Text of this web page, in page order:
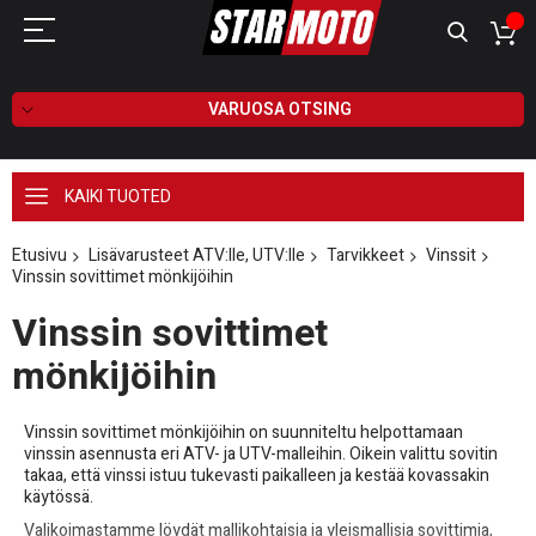
VARUOSA OTSING
KAIKI TUOTED
Etusivu Lisävarusteet ATV:lle, UTV:lle Tarvikkeet
Vinssit
Vinssin sovittimet mönkijöihin
Vinssin sovittimet
mönkijöihin
Vinssin sovittimet mönkijöihin on suunniteltu helpottamaan
vinssin asennusta eri ATV- ja UTV-malleihin. Oikein valittu sovitin
takaa, että vinssi istuu tukevasti paikalleen ja kestää kovassakin
käytössä.
Valikoimastamme löydät mallikohtaisia ja yleismallisia sovittimia,